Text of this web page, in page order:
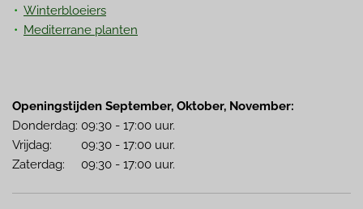
Winterbloeiers
Mediterrane planten
Openingstijden September, Oktober, November:
Donderdag: 09:30 - 17:00 uur.
Vrijdag: 09:30 - 17:00 uur.
Zaterdag: 09:30 - 17:00 uur.